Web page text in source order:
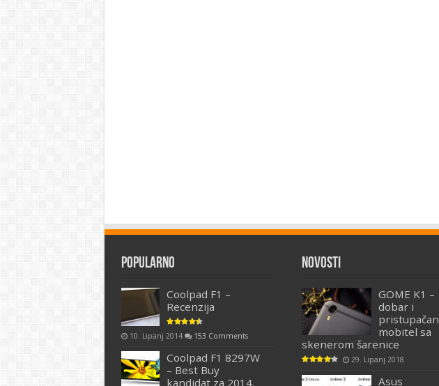
Popularno
Coolpad F1 –
Recenzija
10. Lipanj 2014 153 Comments
Coolpad F1 8297W
– Best Buy
kandidat za 2014.
Novosti
GOME K1 –
dobar i
pristupačan
mobitel sa
skenerom šarenice
29. Lipanj 2018
Asus